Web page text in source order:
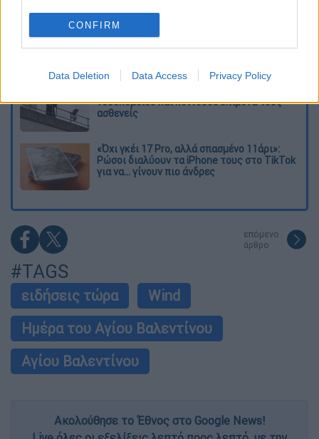
CONFIRM
Data Deletion Data Access Privacy Policy
Η πρώτη δήλωση της οικογένειας της
νοσοκομείου και κοιτούσε επίμονα τους
ασθενείς
«Όχι γκέι 17 Pro, αλλά σπασμένο 11άρι»:
Ρώσοι διαλύουν τα iPhone τους στο TikTok
για να... γίνουν πιο άνδρες
επόμενο
άρθρο
#TAGS
ειδήσεις τώρα
Wind
Ημέρα του Αγίου Βαλεντίνου
Αγίου Βαλεντίνου
Ακολούθησε το Έθνος στο Google News!